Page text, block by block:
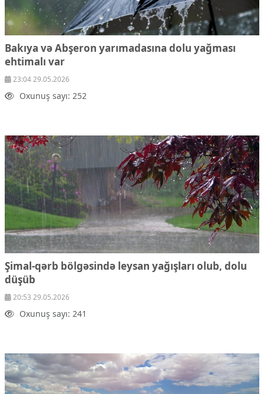
Bakıya və Abşeron yarımadasına dolu yağması
ehtimalı var
23:04 29.05.2026
Oxunuş sayı: 252
Şimal-qərb bölgəsində leysan yağışları olub, dolu
düşüb
20:53 29.05.2026
Oxunuş sayı: 241